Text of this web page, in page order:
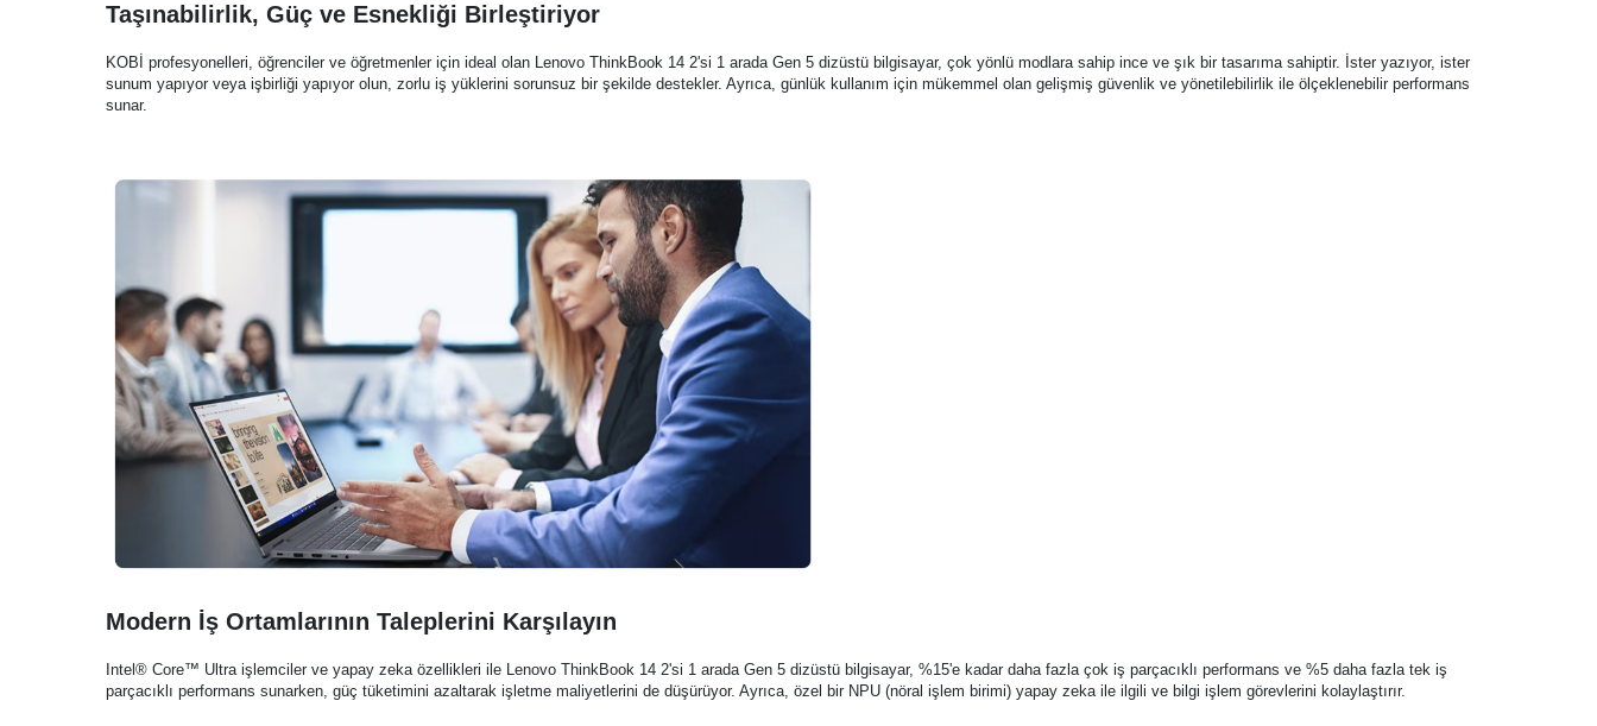
Taşınabilirlik, Güç ve Esnekliği Birleştiriyor
KOBİ profesyonelleri, öğrenciler ve öğretmenler için ideal olan Lenovo ThinkBook 14 2'si 1 arada Gen 5 dizüstü bilgisayar, çok yönlü modlara sahip ince ve şık bir tasarıma sahiptir. İster yazıyor, ister
sunum yapıyor veya işbirliği yapıyor olun, zorlu iş yüklerini sorunsuz bir şekilde destekler. Ayrıca, günlük kullanım için mükemmel olan gelişmiş güvenlik ve yönetilebilirlik ile ölçeklenebilir performans
sunar.
Modern İş Ortamlarının Taleplerini Karşılayın
Intel® Core™ Ultra işlemciler ve yapay zeka özellikleri ile Lenovo ThinkBook 14 2'si 1 arada Gen 5 dizüstü bilgisayar, %15'e kadar daha fazla çok iş parçacıklı performans ve %5 daha fazla tek iş
parçacıklı performans sunarken, güç tüketimini azaltarak işletme maliyetlerini de düşürüyor. Ayrıca, özel bir NPU (nöral işlem birimi) yapay zeka ile ilgili ve bilgi işlem görevlerini kolaylaştırır.